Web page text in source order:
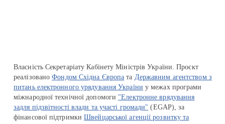
Власність Секретаріату Кабінету Міністрів України. Проєкт
реалізованоФондом Східна Європа та Державним агентством з
питань електронного урядування України у межах програми
міжнародної технічної допомоги "Електронне врядування
задля підзвітності влади та участі громади" (EGAP), за
фінансової підтримкиШвейцарської агенції розвитку та